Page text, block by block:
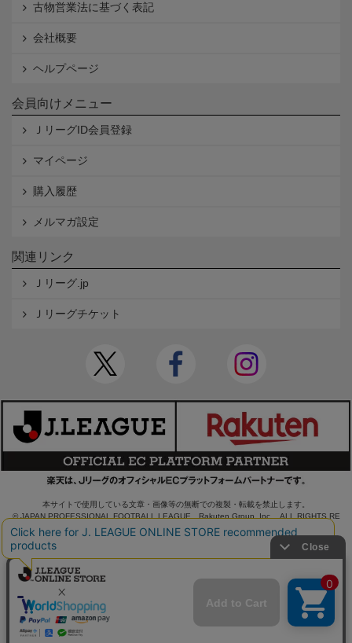
古物営業法に基づく表記
会社概要
ヘルプページ
会員向けメニュー
ＪリーグID会員登録
マイページ
購入履歴
メルマガ設定
関連リンク
Ｊリーグ.jp
Ｊリーグチケット
本サイトで使用している文章・画像等の無断での複製・転載を禁止します。
© JAPAN PROFESSIONAL FOOTBALL LEAGUE Rakuten Group, Inc. ALL RIGHTS RE
SERVED.